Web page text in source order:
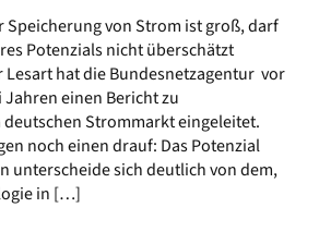
Speicherung von Strom ist groß, darf
Potenzials nicht überschätzt
Lesart hat die Bundesnetzagentur vor
einen Bericht zu
Strommarkt eingeleitet.
noch einen drauf: Das Potenzial
unterscheide sich deutlich von dem,
in […]